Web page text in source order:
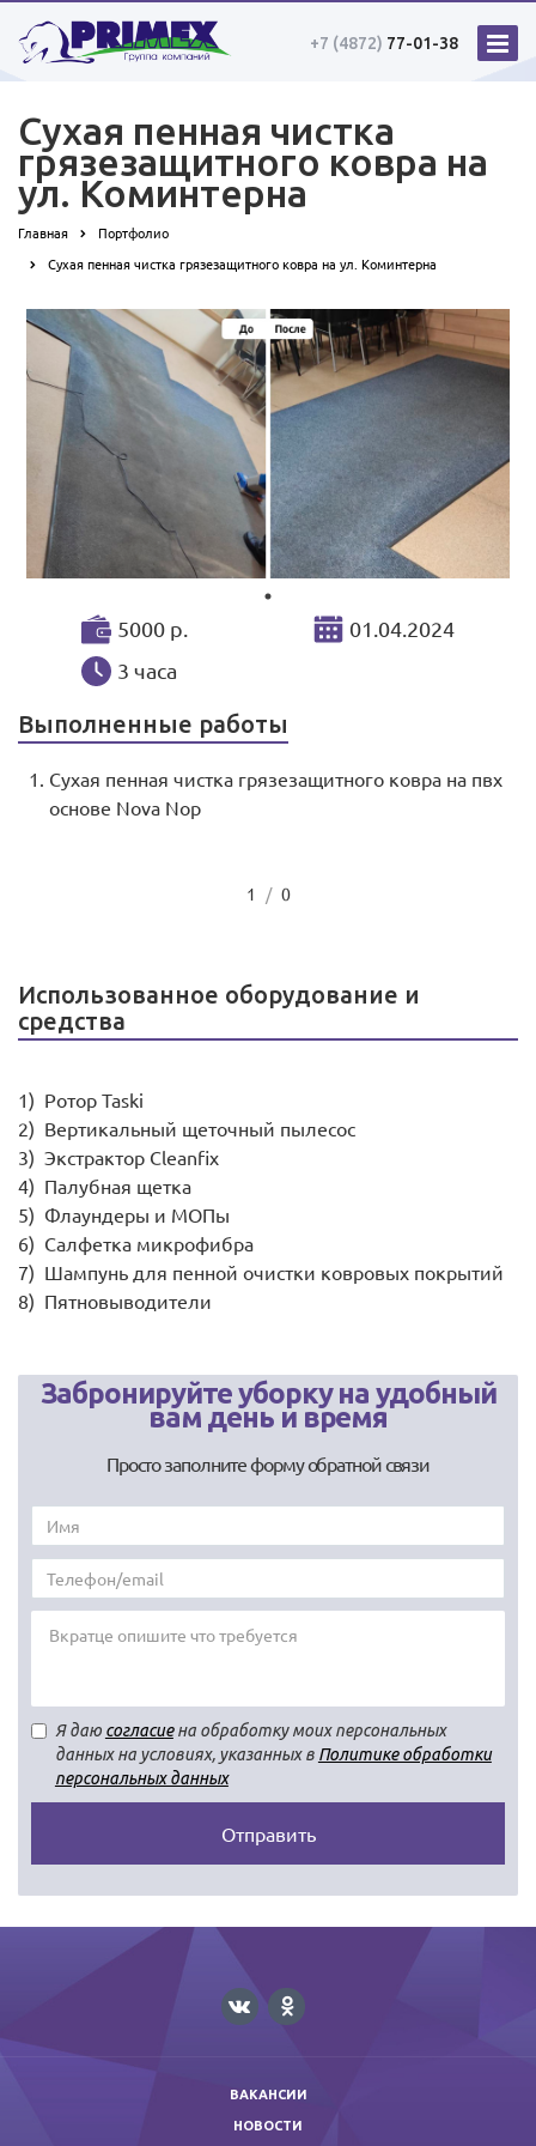
+7 (4872) 77-01-38
Сухая пенная чистка
грязезащитного ковра на
ул. Коминтерна
Главная
Портфолио
Сухая пенная чистка грязезащитного ковра на ул. Коминтерна
5000 р.
01.04.2024
3 часа
Выполненные работы
Сухая пенная чистка грязезащитного ковра на пвх
основе Nova Nop
1 / 0
Использованное оборудование и
средства
Ротор Taski
Вертикальный щеточный пылесос
Экстрактор Cleanfix
Палубная щетка
Флаундеры и МОПы
Салфетка микрофибра
Шампунь для пенной очистки ковровых покрытий
Пятновыводители
Забронируйте уборку на удобный
вам день и время
Просто заполните форму обратной связи
Я даю согласиена обработку моих персональных
данных на условиях, указанных в Политике обработки
персональных данных
Отправить
ВАКАНСИИ
НОВОСТИ